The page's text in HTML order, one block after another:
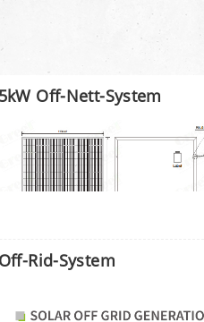
5kW Off-Nett-System
Off-Rid-System